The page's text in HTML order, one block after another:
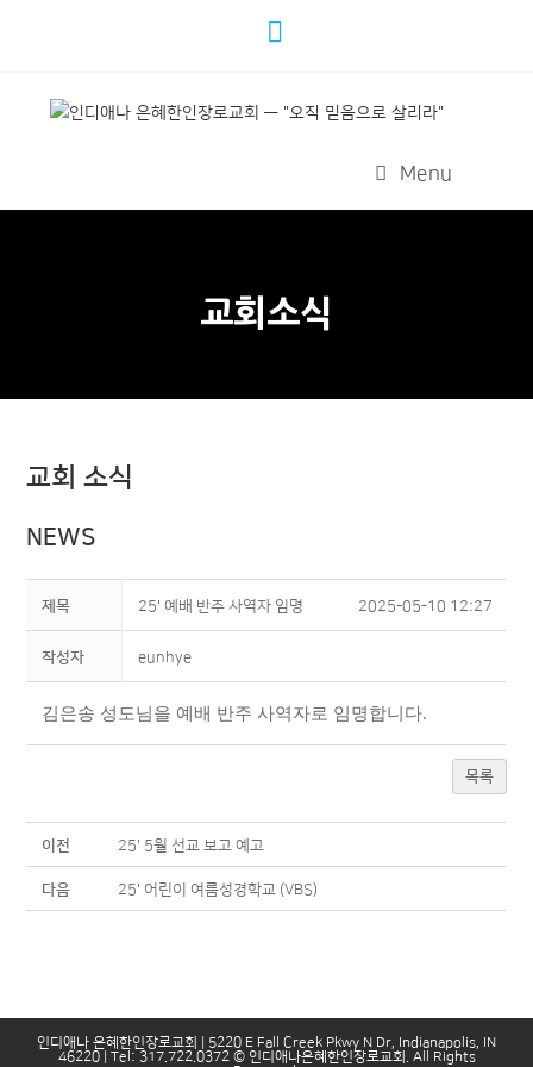
Menu
교회소식
교회 소식
NEWS
제목 25' 예배 반주 사역자 임명 2025-05-10 12:27
작성자 eunhye
김은송 성도님을 예배 반주 사역자로 임명합니다.
목록
이전 25' 5월 선교 보고 예고
다음 25' 어린이 여름성경학교 (VBS)
인디애나 은혜한인장로교회 | 5220 E Fall Creek Pkwy N Dr, Indianapolis, IN
46220 | Tel: 317.722.0372 © 인디애나은혜한인장로교회. All Rights